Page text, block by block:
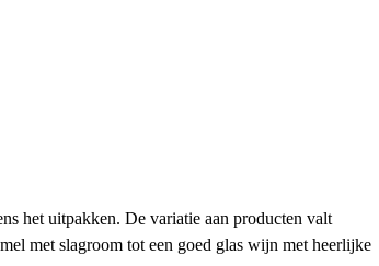
het uitpakken. De variatie aan producten valt
met slagroom tot een goed glas wijn met heerlijke